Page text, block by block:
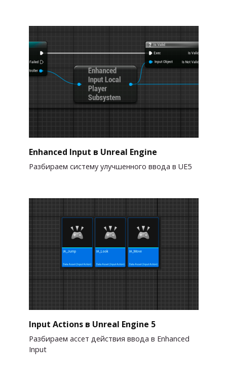
Enhanced Input в Unreal Engine
Разбираем систему улучшенного ввода в UE5
Input Actions в Unreal Engine 5
Разбираем ассет действия ввода в Enhanced
Input